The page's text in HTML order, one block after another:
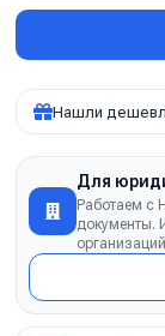
Нашли
Для
Работаем с
документы.